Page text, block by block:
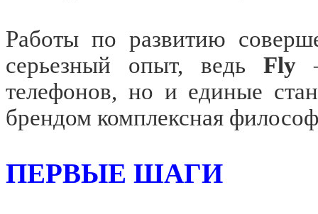
Работы по развитию
серьезный опыт, ведь Fly—
телефонов, но и единые
брендом комплексная
ПЕРВЫЕ ШАГИ